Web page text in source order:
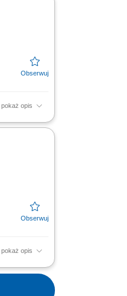
pokaż opis
pokaż opis